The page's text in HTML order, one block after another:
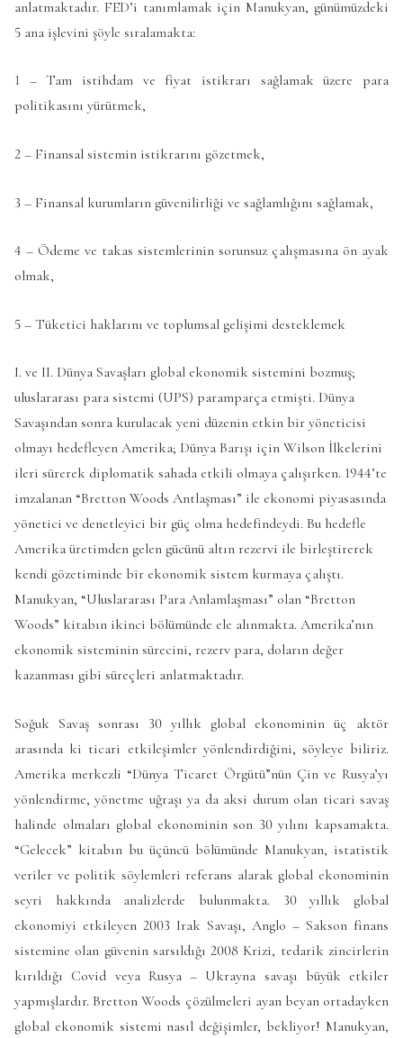
anlatmaktadır. FED’i tanımlamak için Manukyan, günümüzdeki
5 ana işlevini şöyle sıralamakta:
1 – Tam istihdam ve fiyat istikrarı sağlamak üzere para
politikasını yürütmek,
2 – Finansal sistemin istikrarını gözetmek,
3 – Finansal kurumların güvenilirliği ve sağlamlığını sağlamak,
4 – Ödeme ve takas sistemlerinin sorunsuz çalışmasına ön ayak
olmak,
5 – Tüketici haklarını ve toplumsal gelişimi desteklemek
I. ve II. Dünya Savaşları global ekonomik sistemini bozmuş;
uluslararası para sistemi (UPS) paramparça etmişti. Dünya
Savaşından sonra kurulacak yeni düzenin etkin bir yöneticisi
olmayı hedefleyen Amerika; Dünya Barışı için Wilson İlkelerini
ileri sürerek diplomatik sahada etkili olmaya çalışırken. 1944’te
imzalanan “Bretton Woods Antlaşması” ile ekonomi piyasasında
yönetici ve denetleyici bir güç olma hedefindeydi. Bu hedefle
Amerika üretimden gelen gücünü altın rezervi ile birleştirerek
kendi gözetiminde bir ekonomik sistem kurmaya çalıştı.
Manukyan, “Uluslararası Para Anlamlaşması” olan “Bretton
Woods” kitabın ikinci bölümünde ele alınmakta. Amerika’nın
ekonomik sisteminin sürecini, rezerv para, doların değer
kazanması gibi süreçleri anlatmaktadır.
Soğuk Savaş sonrası 30 yıllık global ekonominin üç aktör
arasında ki ticari etkileşimler yönlendirdiğini, söyleye biliriz.
Amerika merkezli “Dünya Ticaret Örgütü”nün Çin ve Rusya’yı
yönlendirme, yönetme uğraşı ya da aksi durum olan ticari savaş
halinde olmaları global ekonominin son 30 yılını kapsamakta.
“Gelecek” kitabın bu üçüncü bölümünde Manukyan, istatistik
veriler ve politik söylemleri referans alarak global ekonominin
seyri hakkında analizlerde bulunmakta. 30 yıllık global
ekonomiyi etkileyen 2003 Irak Savaşı, Anglo – Sakson finans
sistemine olan güvenin sarsıldığı 2008 Krizi, tedarik zincirlerin
kırıldığı Covid veya Rusya – Ukrayna savaşı büyük etkiler
yapmışlardır. Bretton Woods çözülmeleri ayan beyan ortadayken
global ekonomik sistemi nasıl değişimler, bekliyor! Manukyan,